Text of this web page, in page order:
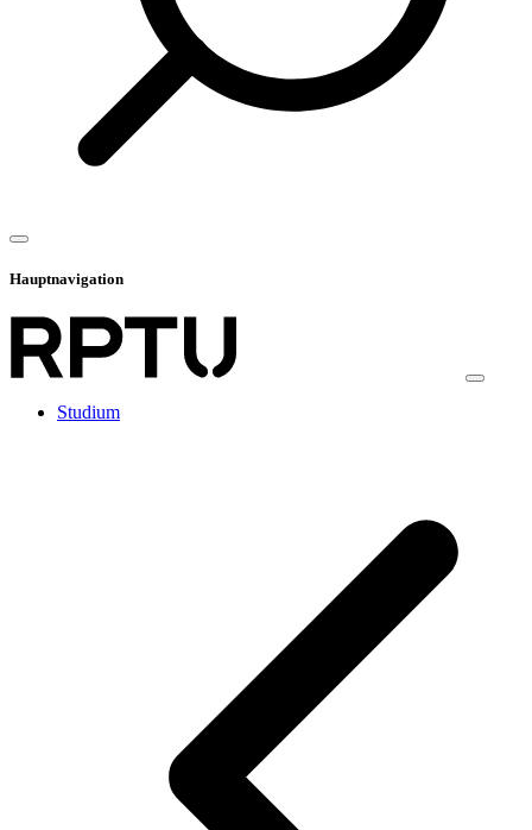
Hauptnavigation
Studium